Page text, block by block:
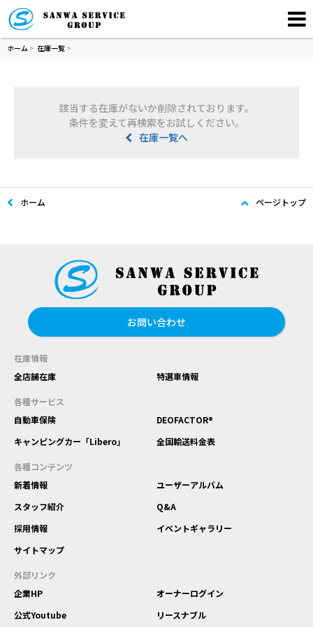
ホーム > 在庫一覧 >
該当する在庫がないか削除されております。
条件を変えて再検索をお試しください。
在庫一覧へ
ホーム ページトップ
お問い合わせ
在庫情報
全店舗在庫
特選車情報
各種サービス
自動車保険
DEOFACTOR®
キャンピングカー「Libero」
全国輸送料金表
各種コンテンツ
新着情報
ユーザーアルバム
スタッフ紹介
Q&A
採用情報
イベントギャラリー
サイトマップ
外部リンク
企業HP
オーナーログイン
公式Youtube
リースナブル